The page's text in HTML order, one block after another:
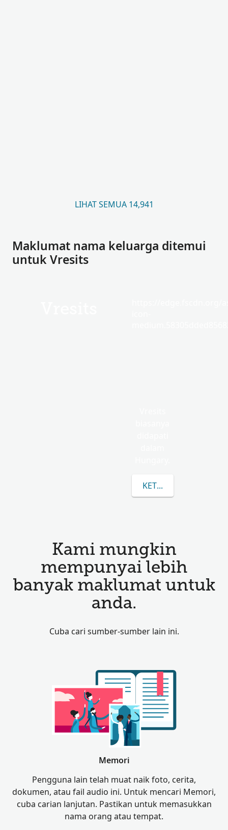
LIHAT SEMUA 14,941
Maklumat nama keluarga ditemui
untuk Vresits
KETAHUI LEBIH
Kami mungkin
mempunyai lebih
banyak maklumat untuk
anda.
Cuba cari sumber-sumber lain ini.
Memori
Pengguna lain telah muat naik foto, cerita,
dokumen, atau fail audio ini. Untuk mencari Memori,
cuba carian lanjutan. Pastikan untuk memasukkan
nama orang atau tempat.